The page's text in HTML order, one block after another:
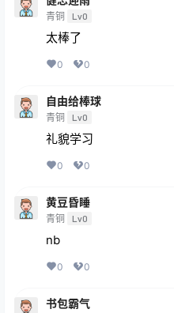
青铜 Lv0
太棒了
0 0
自由给棒球
青铜 Lv0
礼貌学习
0 0
黄豆昏睡
青铜 Lv0
nb
0 0
书包霸气